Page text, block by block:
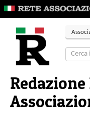
Redazione